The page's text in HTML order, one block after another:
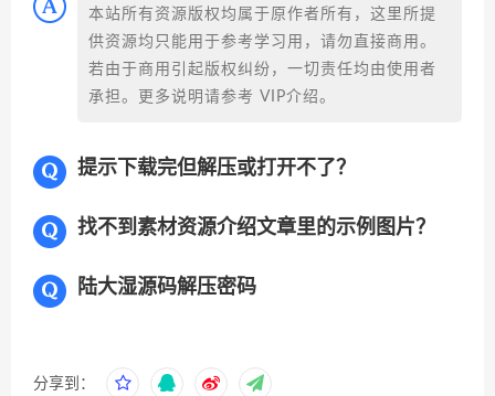
本站所有资源版权均属于原作者所有，这里所提
供资源均只能用于参考学习用，请勿直接商用。
若由于商用引起版权纠纷，一切责任均由使用者
承担。更多说明请参考 VIP介绍。
提示下载完但解压或打开不了？
找不到素材资源介绍文章里的示例图片？
陆大湿源码解压密码
分享到：